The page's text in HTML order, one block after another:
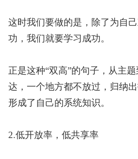
这时我们要做的是，除了为自
功，我们就要学习成功。
正是这种“双高”的句子，从主
达，一个地方都不放过，归纳
形成了自己的系统知识。
2.低开放率，低共享率